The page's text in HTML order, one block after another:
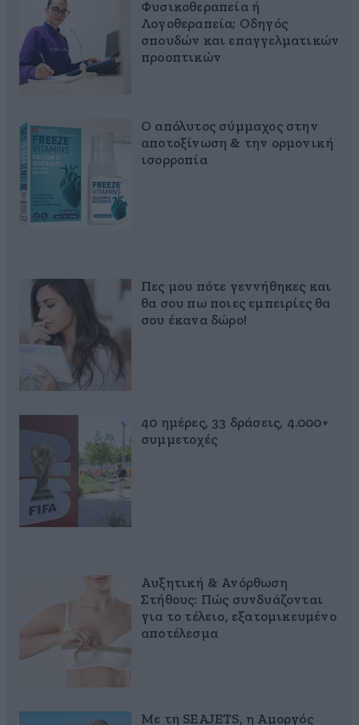
Φυσικοθεραπεία ή
Λογοθεραπεία; Οδηγός
σπουδών και επαγγελματικών
προοπτικών
Ο απόλυτος σύμμαχος στην
αποτοξίνωση & την ορμονική
ισορροπία
Πες μου πότε γεννήθηκες και
θα σου πω ποιες εμπειρίες θα
σου έκανα δώρο!
40 ημέρες, 33 δράσεις, 4.000+
συμμετοχές
Αυξητική & Ανόρθωση
Στήθους: Πώς συνδυάζονται
για το τέλειο, εξατομικευμένο
αποτέλεσμα
Με τη SEAJETS, η Αμοργός